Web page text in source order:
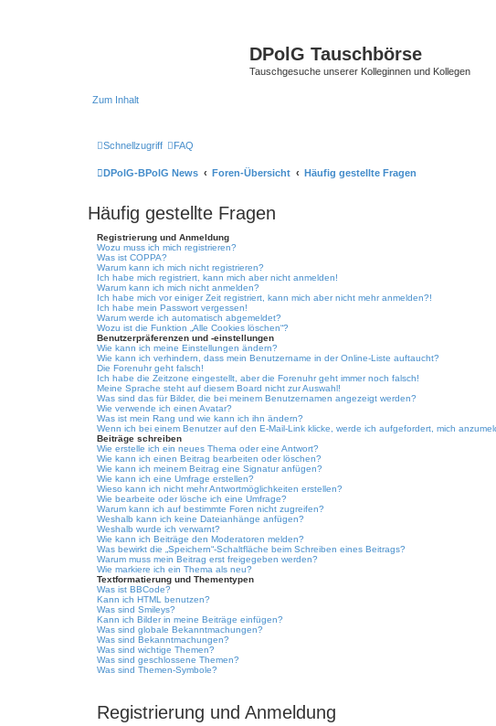
DPolG Tauschbörse
Tauschgesuche unserer Kolleginnen und Kollegen
Zum Inhalt
Schnellzugriff FAQ
DPolG-BPolG News Foren-Übersicht Häufig gestellte Fragen
Häufig gestellte Fragen
Registrierung und Anmeldung
Wozu muss ich mich registrieren?
Was ist COPPA?
Warum kann ich mich nicht registrieren?
Ich habe mich registriert, kann mich aber nicht anmelden!
Warum kann ich mich nicht anmelden?
Ich habe mich vor einiger Zeit registriert, kann mich aber nicht mehr anmelden?!
Ich habe mein Passwort vergessen!
Warum werde ich automatisch abgemeldet?
Wozu ist die Funktion „Alle Cookies löschen“?
Benutzerpräferenzen und -einstellungen
Wie kann ich meine Einstellungen ändern?
Wie kann ich verhindern, dass mein Benutzername in der Online-Liste auftaucht?
Die Forenuhr geht falsch!
Ich habe die Zeitzone eingestellt, aber die Forenuhr geht immer noch falsch!
Meine Sprache steht auf diesem Board nicht zur Auswahl!
Was sind das für Bilder, die bei meinem Benutzernamen angezeigt werden?
Wie verwende ich einen Avatar?
Was ist mein Rang und wie kann ich ihn ändern?
Wenn ich bei einem Benutzer auf den E-Mail-Link klicke, werde ich aufgefordert, mich
Beiträge schreiben
Wie erstelle ich ein neues Thema oder eine Antwort?
Wie kann ich einen Beitrag bearbeiten oder löschen?
Wie kann ich meinem Beitrag eine Signatur anfügen?
Wie kann ich eine Umfrage erstellen?
Wieso kann ich nicht mehr Antwortmöglichkeiten erstellen?
Wie bearbeite oder lösche ich eine Umfrage?
Warum kann ich auf bestimmte Foren nicht zugreifen?
Weshalb kann ich keine Dateianhänge anfügen?
Weshalb wurde ich verwarnt?
Wie kann ich Beiträge den Moderatoren melden?
Was bewirkt die „Speichern“-Schaltfläche beim Schreiben eines Beitrags?
Warum muss mein Beitrag erst freigegeben werden?
Wie markiere ich ein Thema als neu?
Textformatierung und Thementypen
Was ist BBCode?
Kann ich HTML benutzen?
Was sind Smileys?
Kann ich Bilder in meine Beiträge einfügen?
Was sind globale Bekanntmachungen?
Was sind Bekanntmachungen?
Was sind wichtige Themen?
Was sind geschlossene Themen?
Was sind Themen-Symbole?
Registrierung und Anmeldung